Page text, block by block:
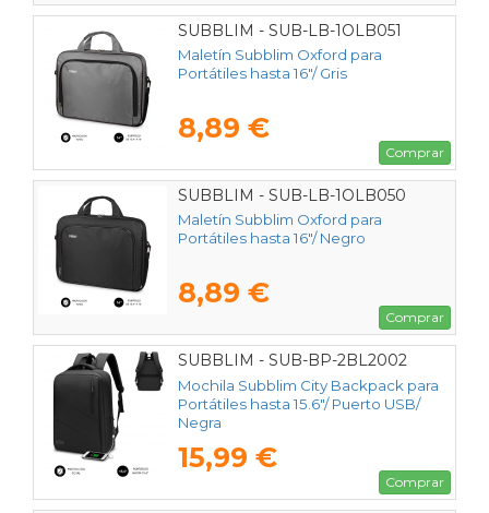
SUBBLIM - SUB-LB-1OLB051
Maletín Subblim Oxford para
Portátiles hasta 16"/ Gris
8,89 €
Comprar
SUBBLIM - SUB-LB-1OLB050
Maletín Subblim Oxford para
Portátiles hasta 16"/ Negro
8,89 €
Comprar
SUBBLIM - SUB-BP-2BL2002
Mochila Subblim City Backpack para
Portátiles hasta 15.6"/ Puerto USB/
Negra
15,99 €
Comprar